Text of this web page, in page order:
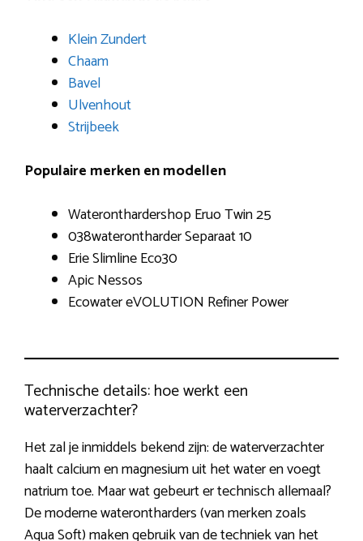
Klein Zundert
Chaam
Bavel
Ulvenhout
Strijbeek
Populaire merken en modellen
Wateronthardershop Eruo Twin 25
038waterontharder Separaat 10
Erie Slimline Eco30
Apic Nessos
Ecowater eVOLUTION Refiner Power
Technische details: hoe werkt een
waterverzachter?
Het zal je inmiddels bekend zijn: de waterverzachter
haalt calcium en magnesium uit het water en voegt
natrium toe. Maar wat gebeurt er technisch allemaal?
De moderne waterontharders (van merken zoals
Aqua Soft) maken gebruik van de techniek van het